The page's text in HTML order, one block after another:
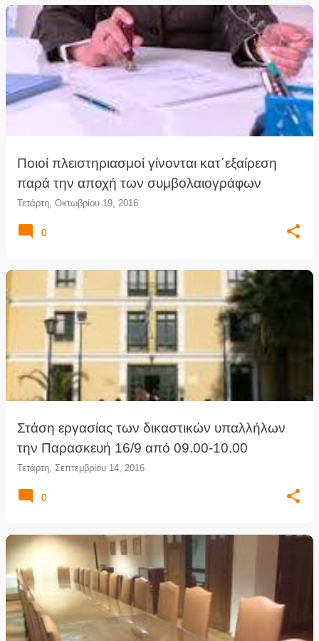
Ποιοί πλειστηριασμοί γίνονται κατ΄εξαίρεση
παρά την αποχή των συμβολαιογράφων
Τετάρτη, Οκτωβρίου 19, 2016
0
Στάση εργασίας των δικαστικών υπαλλήλων
την Παρασκευή 16/9 από 09.00-10.00
Τετάρτη, Σεπτεμβρίου 14, 2016
0